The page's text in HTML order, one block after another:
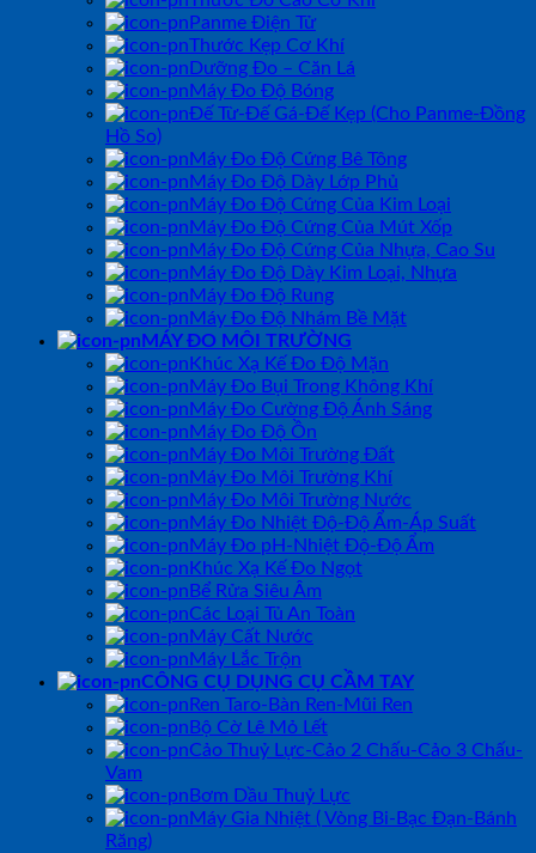
Panme Điện Tử
Thước Kẹp Cơ Khí
Dưỡng Đo – Căn Lá
Máy Đo Độ Bóng
Đế Từ-Đế Gá-Đế Kẹp (Cho Panme-Đồng
Hồ So)
Máy Đo Độ Cứng Bê Tông
Máy Đo Độ Dày Lớp Phủ
Máy Đo Độ Cứng Của Kim Loại
Máy Đo Độ Cứng Của Mút Xốp
Máy Đo Độ Cứng Của Nhựa, Cao Su
Máy Đo Độ Dày Kim Loại, Nhựa
Máy Đo Độ Rung
Máy Đo Độ Nhám Bề Mặt
MÁY ĐO MÔI TRƯỜNG
Khúc Xạ Kế Đo Độ Mặn
Máy Đo Bụi Trong Không Khí
Máy Đo Cường Độ Ánh Sáng
Máy Đo Độ Ồn
Máy Đo Môi Trường Đất
Máy Đo Môi Trường Khí
Máy Đo Môi Trường Nước
Máy Đo Nhiệt Độ-Độ Ẩm-Áp Suất
Máy Đo pH-Nhiệt Độ-Độ Ẩm
Khúc Xạ Kế Đo Ngọt
Bể Rửa Siêu Âm
Các Loại Tủ An Toàn
Máy Cất Nước
Máy Lắc Trộn
CÔNG CỤ DỤNG CỤ CẦM TAY
Ren Taro-Bàn Ren-Mũi Ren
Bộ Cờ Lê Mỏ Lết
Cảo Thuỷ Lực-Cảo 2 Chấu-Cảo 3 Chấu-
Vam
Bơm Dầu Thuỷ Lực
Máy Gia Nhiệt ( Vòng Bi-Bạc Đạn-Bánh
Răng)